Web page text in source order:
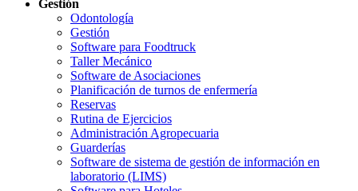
Gestión
Odontología
Gestión
Software para Foodtruck
Taller Mecánico
Software de Asociaciones
Planificación de turnos de enfermería
Reservas
Rutina de Ejercicios
Administración Agropecuaria
Guarderías
Software de sistema de gestión de información en
laboratorio (LIMS)